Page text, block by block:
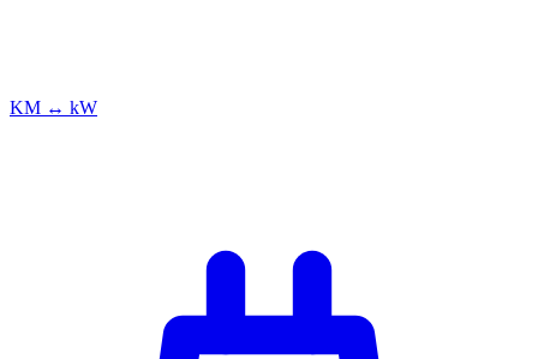
KM ↔ kW